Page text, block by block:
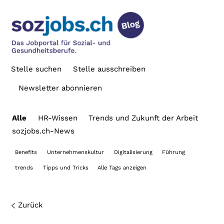
Stelle ausschreiben
Stelle suchen
Newsletter abonnieren
Alle HR-Wissen
Trends und Zukunft der Arbeit
sozjobs.ch-News
Benefits Unternehmenskultur Digitalisierung Führung
trends Tipps und Tricks Alle Tags anzeigen
Zurück